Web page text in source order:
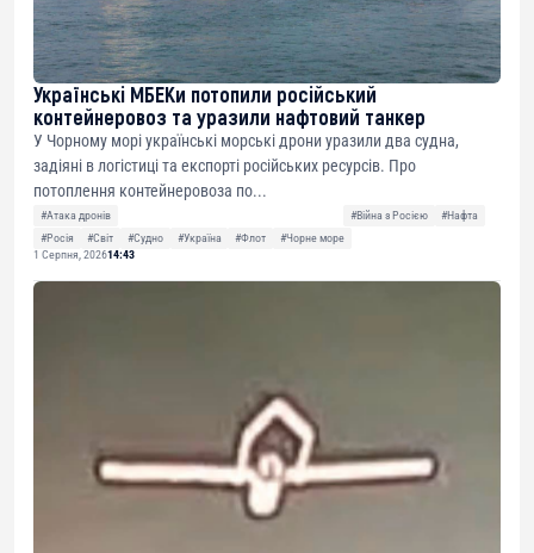
Українські МБЕКи потопили російський
контейнеровоз та уразили нафтовий танкер
У Чорному морі українські морські дрони уразили два судна,
задіяні в логістиці та експорті російських ресурсів. Про
потоплення контейнеровоза по...
#Атака дронів #Війна з Росією
#Нафта
#Росія
#Світ #Судно #Україна #Флот
#Чорне море
1 Серпня, 202614:43